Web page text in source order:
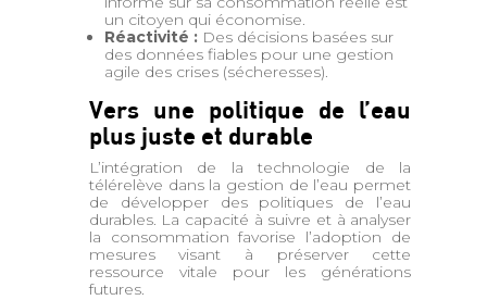
un citoyen qui économise.
Réactivité :Des décisions basées sur
des données fiables pour une gestion
agile des crises (sécheresses).
Vers une politique de l’eau
plus juste et durable
L’intégration de la technologie de la
télérelève dans la gestion de l’eau permet
de développer des politiques de l’eau
durables. La capacité à suivre et à analyser
la consommation favorise l’adoption de
mesures visant à préserver cette
ressource vitale pour les générations
futures.